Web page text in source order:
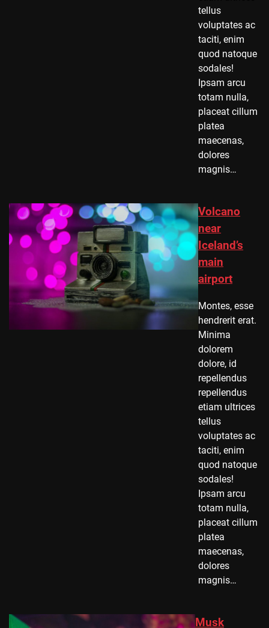
tellus
voluptates ac
taciti, enim
quod natoque
sodales!
Ipsam arcu
totam nulla,
placeat cillum
platea
maecenas,
dolores
magnis…
Volcano
near
Iceland’s
main
airport
Montes, esse
hendrerit erat.
Minima
dolorem
dolore, id
repellendus
repellendus
etiam ultrices
tellus
voluptates ac
taciti, enim
quod natoque
sodales!
Ipsam arcu
totam nulla,
placeat cillum
platea
maecenas,
dolores
magnis…
Musk